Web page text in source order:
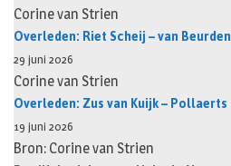
Corine van Strien
Overleden: Riet Scheij – van Beurden
29 juni 2026
Corine van Strien
Overleden: Zus van Kuijk – Pollaerts
19 juni 2026
Bron: Corine van Strien